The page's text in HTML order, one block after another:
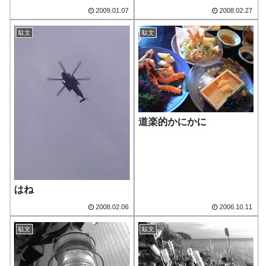
2009.01.07 2008.02.27
駄文
はね
2008.02.06
駄文
道楽的かにかに
2006.10.11
駄文 駄文